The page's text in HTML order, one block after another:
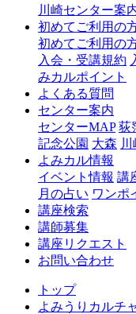
川崎センター案
初めてご利用の
初めてご利用の
入会・受講規約
みカルポイント
よくある質問
センター案内
センターMAP 荻
記念公園 大森
よみカル情報
イベント情報 講
月の占い ワンポ
講座検索
講師募集
講座リクエスト
お問い合わせ
トップ
よみうりカルチ